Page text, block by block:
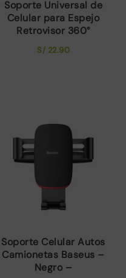
Soporte Universal de
Celular para Espejo
Retrovisor 360°
S/ 22.90
Soporte Celular Autos
Camionetas Baseus –
Negro –